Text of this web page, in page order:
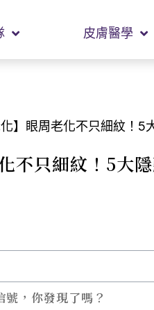
皮膚醫學
化】眼周老化不只細紋！5
不只細紋！5大
，你發現了嗎？